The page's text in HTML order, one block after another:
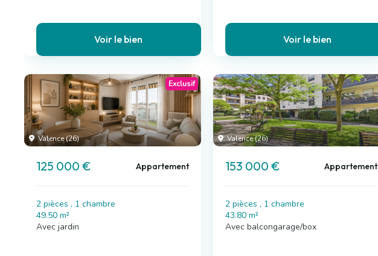
Voir le bien Voir le bien
Valence (26)
Exclusif
125 000 € Appartement
2 pièces , 1 chambre
49.50 m²
Avec jardin
Valence (26)
153 000 € Appartement
2 pièces , 1 chambre
43.80 m²
Avec balcongarage/box